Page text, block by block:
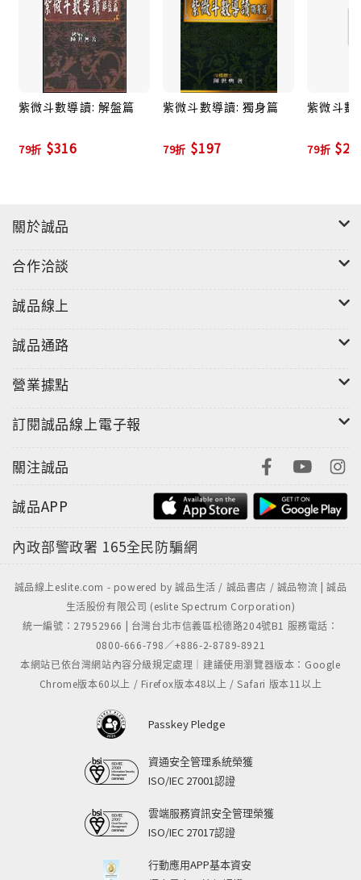
紫微斗數導讀: 解盤篇
79折 $316
紫微斗數導讀: 獨身篇
79折 $197
紫微斗數
79折
關於誠品
合作洽談
誠品線上
誠品通路
營業據點
訂閱誠品線上電子報
關注誠品
誠品APP
內政部警政署 165全民防騙網
誠品線上eslite.com - powered by 誠品生活 / 誠品書店 / 誠品物流 | 誠品
生活股份有限公司 (eslite Spectrum Corporation)
統一編號：27952966 | 台灣台北市信義區松德路204號B1 服務電話：
0800-666-798／+886-2-8789-8921
本網站已依台灣網站內容分級規定處理｜建議使用瀏覽器版本：Google
Chrome版本60以上 / Firefox版本48以上 / Safari 版本11以上
Passkey Pledge
資通安全管理系統榮獲
ISO/IEC 27001認證
雲端服務資訊安全管理榮獲
ISO/IEC 27017認證
行動應用APP基本資安